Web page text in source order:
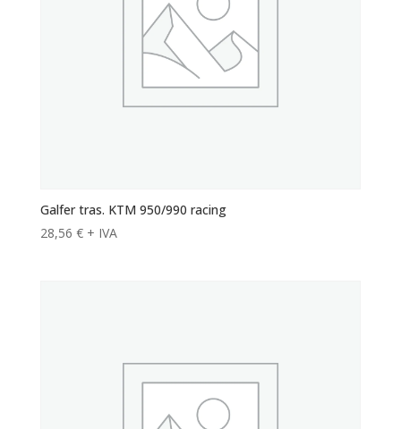
Galfer tras. KTM 950/990 racing
28,56 € + IVA